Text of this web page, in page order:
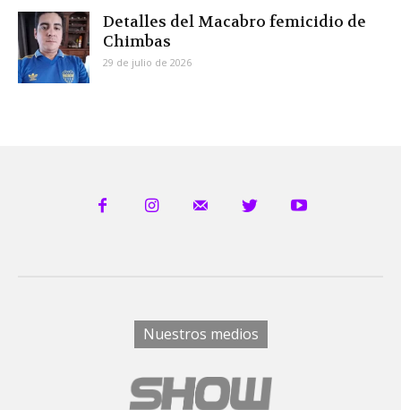
Detalles del Macabro femicidio de
Chimbas
29 de julio de 2026
Nuestros medios